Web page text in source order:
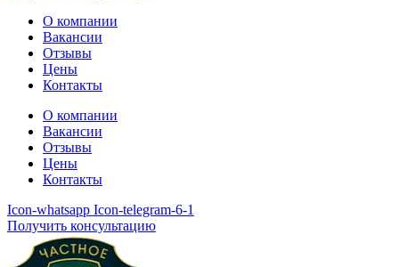
О компании
Вакансии
Отзывы
Цены
Контакты
О компании
Вакансии
Отзывы
Цены
Контакты
Icon-whatsapp Icon-telegram-6-1
Получить консультацию